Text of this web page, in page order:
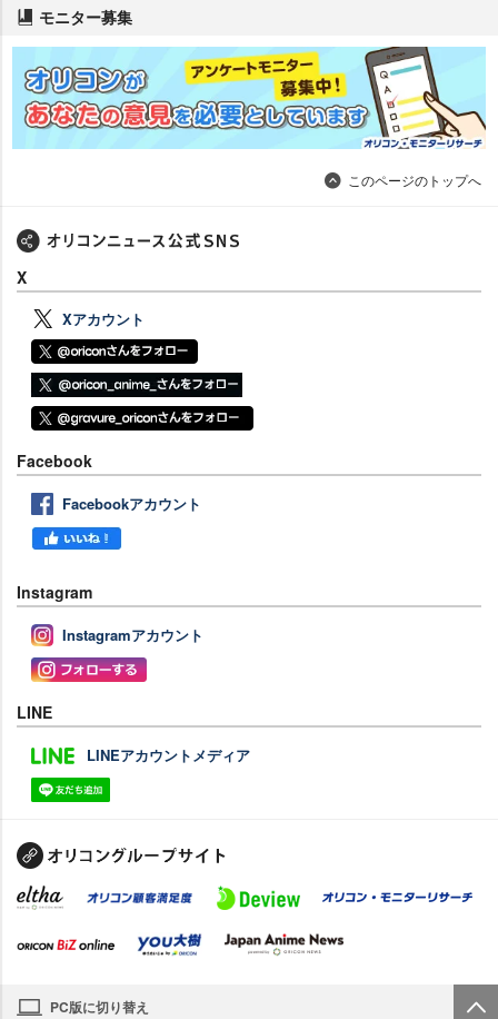
モニター募集
このページのトップへ
X
Xアカウント
Facebook
Facebookアカウント
Instagram
Instagramアカウント
LINE
LINEアカウントメディア
PC版に切り替え